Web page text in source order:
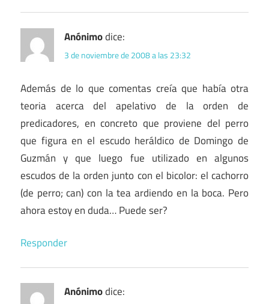
Anónimodice:
3 de noviembre de 2008 a las 23:32
Además de lo que comentas creía que había otra
teoria acerca del apelativo de la orden de
predicadores, en concreto que proviene del perro
que figura en el escudo heráldico de Domingo de
Guzmán y que luego fue utilizado en algunos
escudos de la orden junto con el bicolor: el cachorro
(de perro; can) con la tea ardiendo en la boca. Pero
ahora estoy en duda… Puede ser?
Responder
Anónimodice: